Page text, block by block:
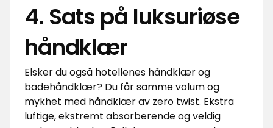
4. Sats på luksuriøse
håndklær
Elsker du også hotellenes håndklær og
badehåndklær? Du får samme volum og
mykhet med håndklær av zero twist. Ekstra
luftige, ekstremt absorberende og veldig